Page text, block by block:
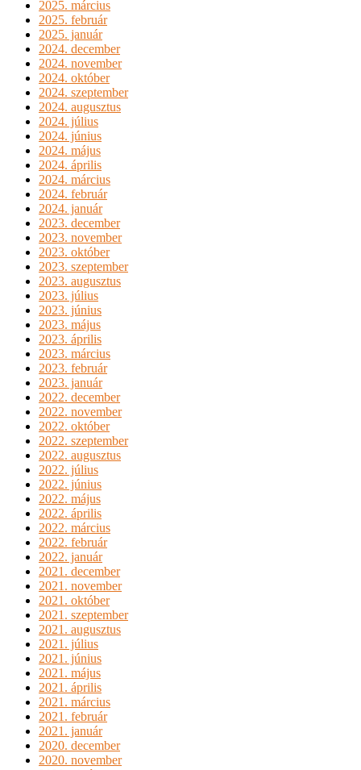
2025. március
2025. február
2025. január
2024. december
2024. november
2024. október
2024. szeptember
2024. augusztus
2024. július
2024. június
2024. május
2024. április
2024. március
2024. február
2024. január
2023. december
2023. november
2023. október
2023. szeptember
2023. augusztus
2023. július
2023. június
2023. május
2023. április
2023. március
2023. február
2023. január
2022. december
2022. november
2022. október
2022. szeptember
2022. augusztus
2022. július
2022. június
2022. május
2022. április
2022. március
2022. február
2022. január
2021. december
2021. november
2021. október
2021. szeptember
2021. augusztus
2021. július
2021. június
2021. május
2021. április
2021. március
2021. február
2021. január
2020. december
2020. november